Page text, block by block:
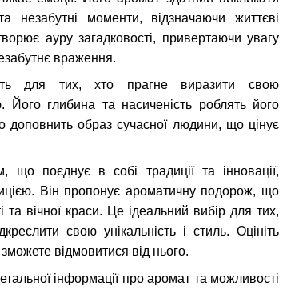
незабутні моменти, відзначаючи життєві
ауру загадковості, привертаючи увагу
враження.
для тих, хто прагне виразити свою
Його глибина та насиченість роблять його
образ сучасної людини, що цінує
поєднує в собі традиції та інновації,
Він пропонує ароматичну подорож, що
та вічної краси. Це ідеальний вибір для тих,
свою унікальність і стиль. Оцініть
відмовитися від нього.
інформації про аромат та можливості